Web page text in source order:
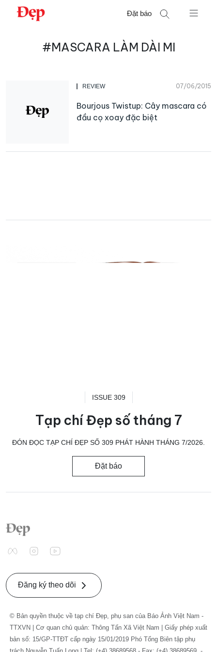
Chuyển
Đặt báo
#MASCARA LÀM DÀI MI
REVIEW 07/06/2015
Bourjous Twistup: Cây mascara có
đầu cọ xoay đặc biệt
ISSUE 309
Tạp chí Đẹp số tháng 7
ĐÓN ĐỌC TẠP CHÍ ĐẸP SỐ 309 PHÁT HÀNH THÁNG 7/2026.
Đặt báo
Đăng ký theo dõi
© Bản quyền thuộc về tạp chí Đẹp, phụ san của Báo Ảnh Việt Nam -
TTXVN | Cơ quan chủ quản: Thông Tấn Xã Việt Nam | Giấy phép xuất
bản số: 15/GP-TTĐT cấp ngày 15/01/2019 Phó Tổng Biên tập phụ